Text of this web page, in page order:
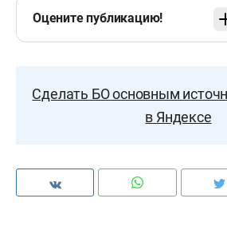
Филин, Гогуа, Ориньо,
Мирзов (Магомедов, 46),
Предупреждения: Мирзов, 25,
Оцените публикацию!
Сделать БО основным
в Яндексе